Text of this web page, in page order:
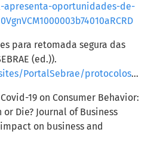
apresenta-oportunidades-de-
para retomada segura das
(ed.)).
protocolosderetomada
19 on Consumer Behavior:
Die? Journal of Business
impact on business and